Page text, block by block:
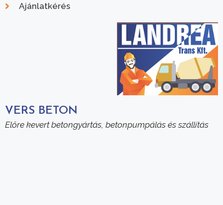
Ajánlatkérés
VERS BETON
Előre kevert betongyártás, betonpumpálás és szállítás